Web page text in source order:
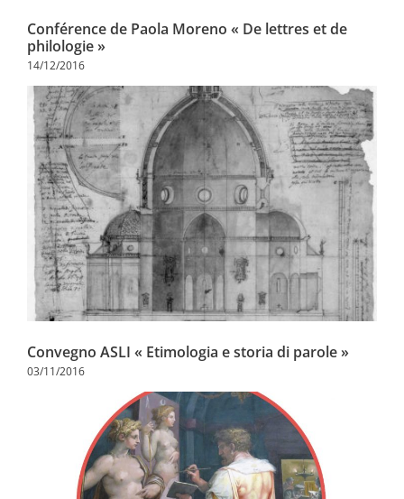
Conférence de Paola Moreno « De lettres et de
philologie »
14/12/2016
Convegno ASLI « Etimologia e storia di parole »
03/11/2016